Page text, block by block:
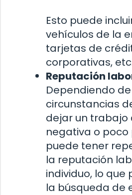
Esto puede
vehículos de la
tarjetas de
corporativas,
Reputación
Dependiendo
circunstancias
dejar un trabajo
negativa o poco
puede tener
la reputación
individuo, lo que
la búsqueda de